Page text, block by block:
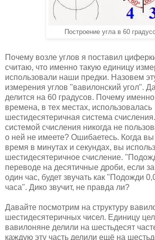
Построение угла в 60
Почему возле углов я поставил
считаю, что именно такую единицу
использовали наши предки. Назовем
измерения углов "вавилонский угол".
делится на 60 градусов. Почему
времена, в тех местах, использовалась
шестидесятеричная система
системой счисления никогда не
о ней не имеете? Ошибаетесь. Когда
время в минутах и секундах, вы
шестидесятеричное счисление.
переводе на десятичные дроби, если
один час, будет звучать как "Подожди
часа". Дико звучит, не правда ли?
Давайте посмотрим на структуру
шестидесятеричных чисел. Единицу
вавилоняне делили на шестьдесят
каждую эту часть делили ещё на